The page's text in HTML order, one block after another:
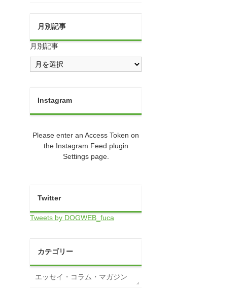
月別記事
月別記事
Instagram
Please enter an Access Token on
the Instagram Feed plugin
Settings page.
Twitter
Tweets by DOGWEB_fuca
カテゴリー
エッセイ・コラム・マガジン